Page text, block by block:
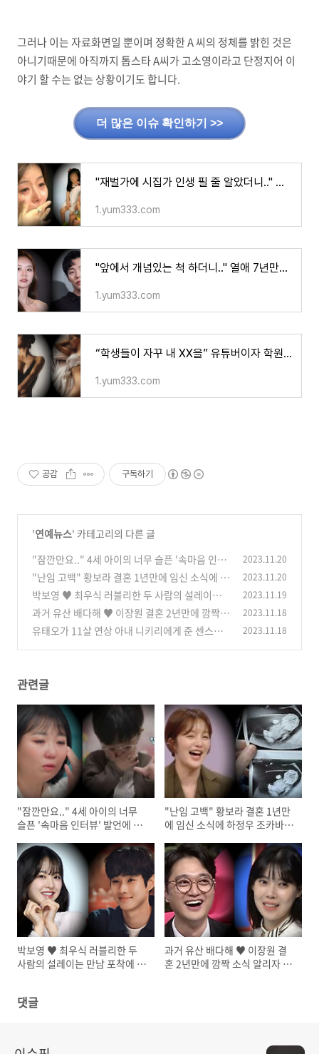
그러나 이는 자료화면일 뿐이며 정확한 A 씨의 정체를 밝힌 것은
아니기때문에 아직까지 톱스타 A씨가 고소영이라고 단정지어 이
야기 할 수는 없는 상황이기도 합니다.
더 많은 이슈 확인하기 >>
"재벌가에 시집가 인생 필 줄 알았더니.." 샤크라 이은 "심각한 성범죄자 남편에 세딸 뺏기고.."
1.yum333.com
"앞에서 개념있는 척 하더니.." 열애 7년만에 결별 류준열 탐욕 드러내자 연인이었던 혜리도 "조
1.yum333.com
“학생들이 자꾸 내 XX을” 유튜버이자 학원강사 고충 토로 하자 "보라고 그렇게 입은거 아니냐?"
1.yum333.com
공감 구독하기
'연예뉴스' 카테고리의 다른 글
"잠깐만요.." 4세 아이의 너무 슬픈 '속마음 인터
뷰' 발언에 모두 울컥 (0)
2023.11.20
"난임 고백" 황보라 결혼 1년만에 임신 소식에 하
정우 조카바보 예약 (0)
2023.11.20
박보영 ♥ 최우식 러블리한 두 사람의 설레이는
만남 포착에 모두 축하
(0)
2023.11.19
과거 유산 배다해 ♥ 이장원 결혼 2년만에 깜짝
소식 알리자 모두 축하
(0)
2023.11.18
유태오가 11살 연상 아내 니키리에게 준 센스있
2023.11.18
관련글
"잠깐만요.." 4세 아이의 너무
슬픈 '속마음 인터뷰' 발언에 모
"난임 고백" 황보라 결혼 1년만
에 임신 소식에 하정우 조카바보
박보영 ♥ 최우식 러블리한 두
사람의 설레이는 만남 포착에 모
과거 유산 배다해 ♥ 이장원 결
혼 2년만에 깜짝 소식 알리자 모
댓글